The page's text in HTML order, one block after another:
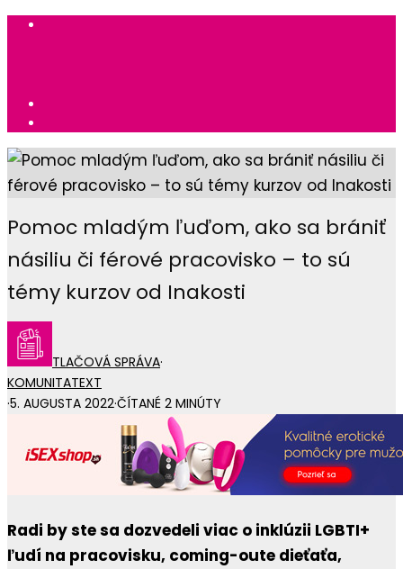
Pomoc mladým ľuďom, ako sa brániť
násiliu či férové pracovisko – to sú
témy kurzov od Inakosti
TLAČOVÁ SPRÁVA·
KOMUNITATEXT
·5. AUGUSTA 2022·ČÍTANÉ 2 MINÚTY
Radi by ste sa dozvedeli viac o inklúzii LGBTI+
ľudí na pracovisku, coming-oute dieťaťa,